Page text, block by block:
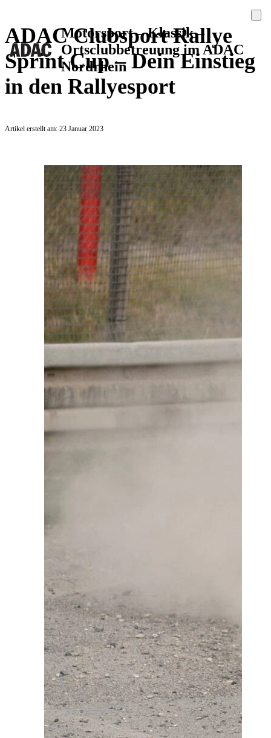
Motorsport – Klassik –
Ortsclubbetreuung im ADAC
Nordrhein
ADAC Clubsport Rallye
Sprint Cup – Dein Einstieg
in den Rallyesport
Artikel erstellt am: 23 Januar 2023